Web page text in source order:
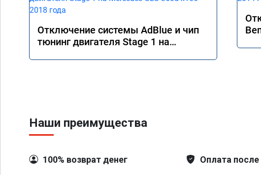
Отключение системы AdBlue и чип
тюнинг двигателя Stage 1 на
Наши преимущества
100% возврат денег Оплата после